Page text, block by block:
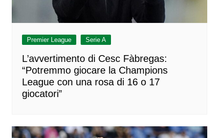
Premier League Serie A
L’avvertimento di Cesc Fàbregas:
“Potremmo giocare la Champions
League con una rosa di 16 o 17
giocatori”